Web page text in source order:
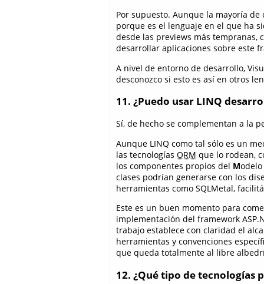
Por supuesto. Aunque la mayoría
porque es el lenguaje en el que ha
desde las previews más
desarrollar aplicaciones sobre este
A nivel de entorno de desarrollo,
desconozco si esto es así en otros
11. ¿Puedo usar LINQ
Sí, de hecho se complementan a la
Aunque LINQ como tal sólo es un
las tecnologías ORM que lo rodean,
los componentes propios del Modelo
clases podrían generarse con los
herramientas como SQLMetal,
Este es un buen momento para
implementación del framework
trabajo establece con claridad el
herramientas y convenciones
que queda totalmente al libre
12. ¿Qué tipo de tecnologías